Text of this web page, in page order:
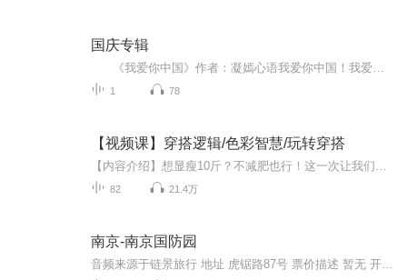
国庆专辑
1 78
【视频课】穿搭逻辑/色彩智慧/玩转穿搭
82 21.4万
南京-南京国防园